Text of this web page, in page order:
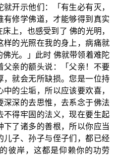
开示他们：「有生必有灭，
有修学佛道，才能够得到真实
上，也感受到了 佛的光明，
样的光照在我的身上，病痛就
光。」此时 佛就带领着难陀
父亲的额头说：「父亲！不要
，就会无所缺损。您是一位持
的尘垢，所以应该要欢喜，
深深的去思惟，去系念于佛法
不得牢固的法义，现在要生起
下了诸多的善根，所以你应当
儿子、孙子与侄子们，都已经
彼岸，这都是仰赖你的功劳